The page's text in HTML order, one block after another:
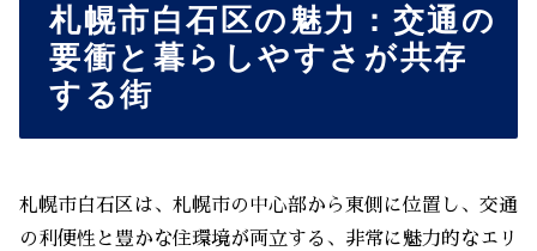
札幌市白石区の魅力：交通の
要衝と暮らしやすさが共存
する街
札幌市白石区は、札幌市の中心部から東側に位置し、交通
の利便性と豊かな住環境が両立する、非常に魅力的なエリ